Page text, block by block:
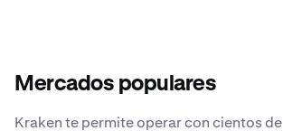
Mercados populares
Kraken te permite operar con cientos de